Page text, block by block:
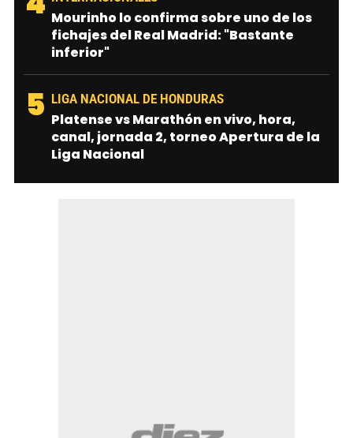
Mourinho lo confirma sobre uno de los
fichajes del Real Madrid: "Bastante
inferior"
5 LIGA NACIONAL DE HONDURAS
Platense vs Marathón en vivo, hora,
canal, jornada 2, torneo Apertura de la
Liga Nacional